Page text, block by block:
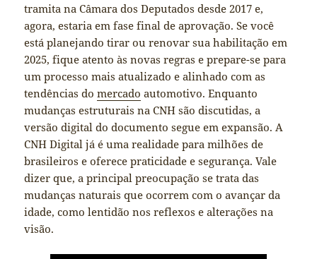
tramita na Câmara dos Deputados desde 2017 e,
agora, estaria em fase final de aprovação. Se você
está planejando tirar ou renovar sua habilitação em
2025, fique atento às novas regras e prepare-se para
um processo mais atualizado e alinhado com as
tendências domercado automotivo. Enquanto
mudanças estruturais na CNH são discutidas, a
versão digital do documento segue em expansão. A
CNH Digital já é uma realidade para milhões de
brasileiros e oferece praticidade e segurança. Vale
dizer que, a principal preocupação se trata das
mudanças naturais que ocorrem com o avançar da
idade, como lentidão nos reflexos e alterações na
visão.